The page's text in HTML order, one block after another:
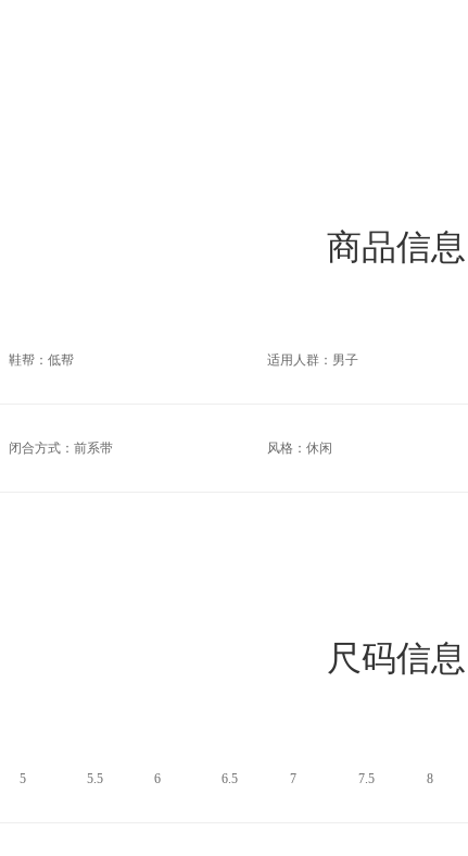
商品信息
鞋帮：低帮 适用人群：男子
闭合方式：前系带 风格：休闲
尺码信息
5 5.5 6 6.5 7 7.5 8